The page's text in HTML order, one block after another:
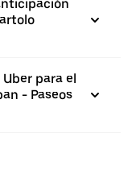
para el
- Paseos